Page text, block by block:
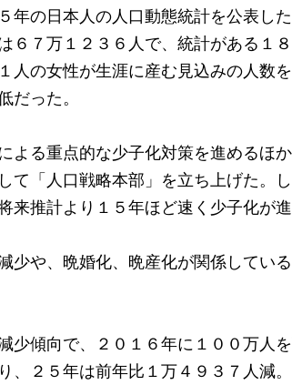
年の日本人の人口動態統計を公表し
６７万１２３６人で、統計がある１
人の女性が生涯に産む見込みの人数
だった。
よる重点的な少子化対策を進めるほ
て「人口戦略本部」を立ち上げた。
来推計より１５年ほど速く少子化が進
少や、晩婚化、晩産化が関係してい
少傾向で、２０１６年に１００万人
、２５年は前年比１万４９３７人減。